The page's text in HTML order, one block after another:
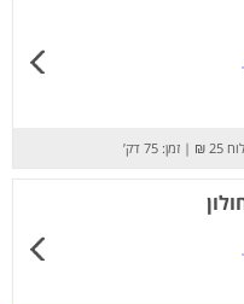
25 ₪
| זמן: 75 דק’